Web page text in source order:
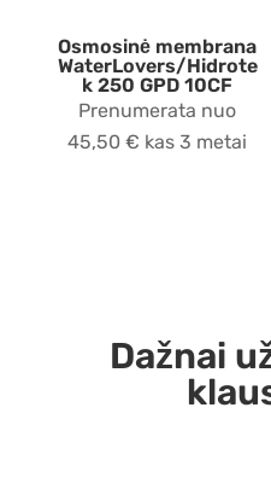
Osmosinė membrana
WaterLovers/Hidrote
k 250 GPD 10CF
Prenumerata nuo
45,50€ kas 3 metai
Dažnai